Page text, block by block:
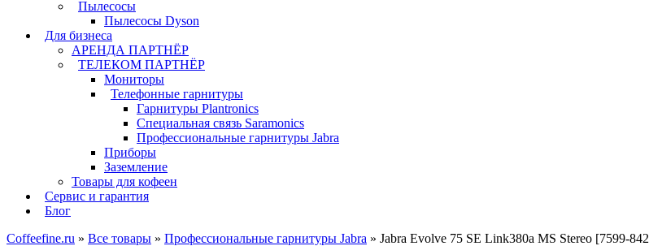
Пылесосы
Пылесосы Dyson
Для бизнеса
АРЕНДА ПАРТНЁР
ТЕЛЕКОМ ПАРТНЁР
Мониторы
Телефонные гарнитуры
Гарнитуры Plantronics
Специальная связь Saramonics
Профессиональные гарнитуры Jabra
Приборы
Заземление
Товары для кофеен
Сервис и гарантия
Блог
Coffeefine.ru » Все товары » Профессиональные гарнитуры Jabra » Jabra Evolve 75 SE Link380a MS Stereo [7599-